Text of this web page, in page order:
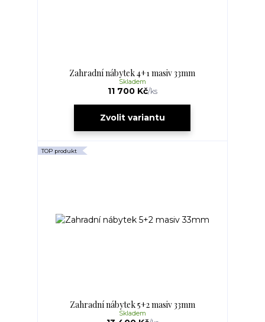
Zahradní nábytek 4+1 masiv 33mm
11 700 Kč/ks
Skladem
Zvolit variantu
TOP produkt
Zahradní nábytek 5+2 masiv 33mm
Skladem